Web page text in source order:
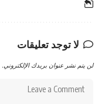
لا توجد تعليقات
لن يتم نشر عنوان بريدك الإلكتروني.